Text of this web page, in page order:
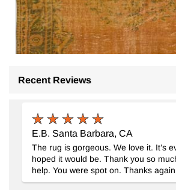
Alfombra Turca Vintage Sobre-
Recent Reviews
E.B. Santa Barbara, CA
The rug is gorgeous. We love it. It’s
hoped it would be. Thank you so
help. You were spot on. Thanks